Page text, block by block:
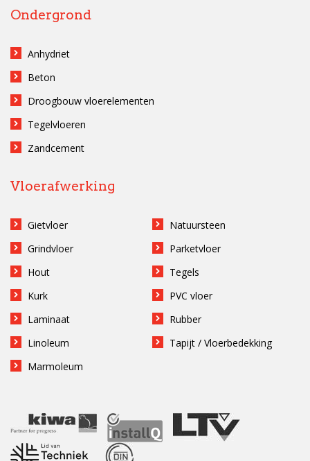
Ondergrond
Anhydriet
Beton
Droogbouw vloerelementen
Tegelvloeren
Zandcement
Vloerafwerking
Gietvloer
Grindvloer
Hout
Kurk
Laminaat
Linoleum
Marmoleum
Natuursteen
Parketvloer
Tegels
PVC vloer
Rubber
Tapijt / Vloerbedekking